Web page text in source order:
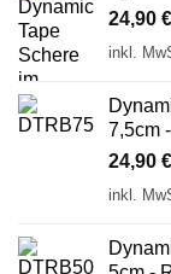
24,90 €
inkl.
7,5cm
24,90 €
inkl.